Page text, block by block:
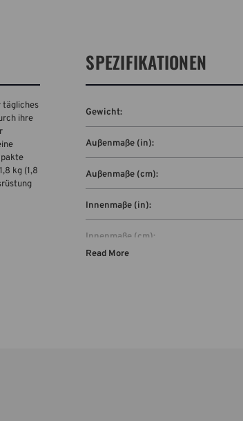
tägliches
ihre
kg (1,8
SPEZIFIKATIONEN
Gewicht:
Außenmaße (in):
Außenmaße (cm):
Innenmaße (in):
Innenmaße (cm):
Read More